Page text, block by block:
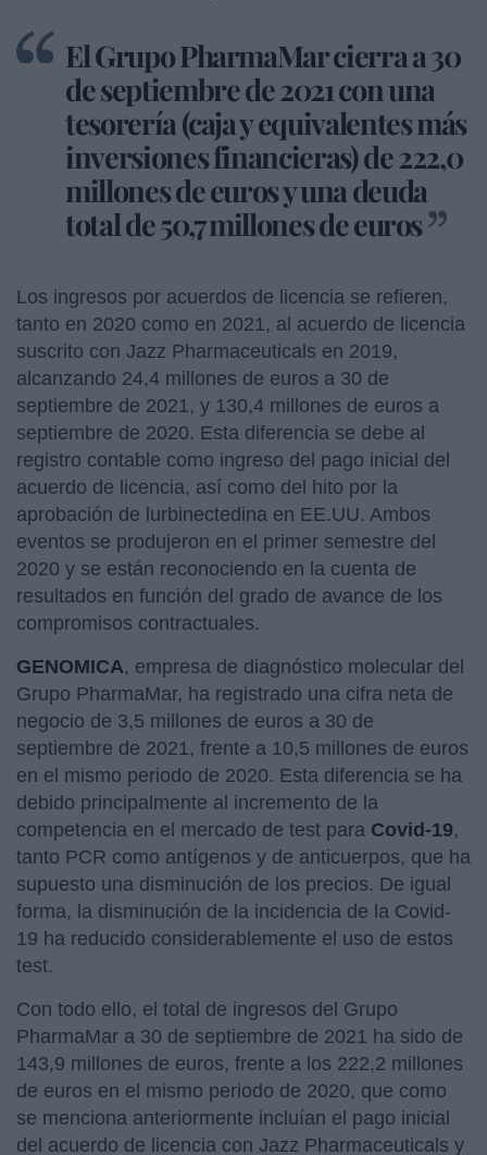
El Grupo PharmaMar cierra a 30
de septiembre de 2021 con una
tesorería (caja y equivalentes más
inversiones financieras) de 222,0
millones de euros y una deuda
total de 50,7 millones de euros
Los ingresos por acuerdos de licencia se refieren,
tanto en 2020 como en 2021, al acuerdo de licencia
suscrito con Jazz Pharmaceuticals en 2019,
alcanzando 24,4 millones de euros a 30 de
septiembre de 2021, y 130,4 millones de euros a
septiembre de 2020. Esta diferencia se debe al
registro contable como ingreso del pago inicial del
acuerdo de licencia, así como del hito por la
aprobación de lurbinectedina en EE.UU. Ambos
eventos se produjeron en el primer semestre del
2020 y se están reconociendo en la cuenta de
resultados en función del grado de avance de los
compromisos contractuales.
GENOMICA, empresa de diagnóstico molecular del
Grupo PharmaMar, ha registrado una cifra neta de
negocio de 3,5 millones de euros a 30 de
septiembre de 2021, frente a 10,5 millones de euros
en el mismo periodo de 2020. Esta diferencia se ha
debido principalmente al incremento de la
competencia en el mercado de test para Covid-19,
tanto PCR como antígenos y de anticuerpos, que ha
supuesto una disminución de los precios. De igual
forma, la disminución de la incidencia de la Covid-
19 ha reducido considerablemente el uso de estos
test.
Con todo ello, el total de ingresos del Grupo
PharmaMar a 30 de septiembre de 2021 ha sido de
143,9 millones de euros, frente a los 222,2 millones
de euros en el mismo periodo de 2020, que como
se menciona anteriormente incluían el pago inicial
del acuerdo de licencia con Jazz Pharmaceuticals y